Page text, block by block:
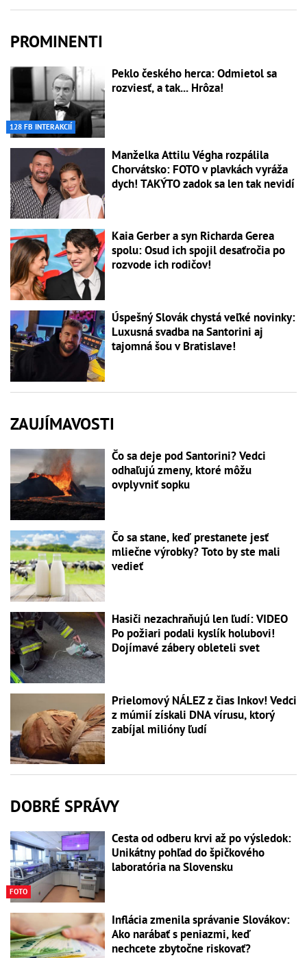
PROMINENTI
128 FB INTERAKCIÍ
Peklo českého herca: Odmietol sa
rozviesť, a tak... Hrôza!
Manželka Attilu Végha rozpálila
Chorvátsko: FOTO v plavkách vyráža
dych! TAKÝTO zadok sa len tak nevidí
Kaia Gerber a syn Richarda Gerea
spolu: Osud ich spojil desaťročia po
rozvode ich rodičov!
Úspešný Slovák chystá veľké novinky:
Luxusná svadba na Santorini aj
tajomná šou v Bratislave!
ZAUJÍMAVOSTI
Čo sa deje pod Santorini? Vedci
odhaľujú zmeny, ktoré môžu
ovplyvniť sopku
Čo sa stane, keď prestanete jesť
mliečne výrobky? Toto by ste mali
vedieť
Hasiči nezachraňujú len ľudí: VIDEO
Po požiari podali kyslík holubovi!
Dojímavé zábery obleteli svet
Prielomový NÁLEZ z čias Inkov! Vedci
z múmií získali DNA vírusu, ktorý
zabíjal milióny ľudí
DOBRÉ SPRÁVY
FOTO
Cesta od odberu krvi až po výsledok:
Unikátny pohľad do špičkového
laboratória na Slovensku
Inflácia zmenila správanie Slovákov:
Ako narábať s peniazmi, keď
nechcete zbytočne riskovať?